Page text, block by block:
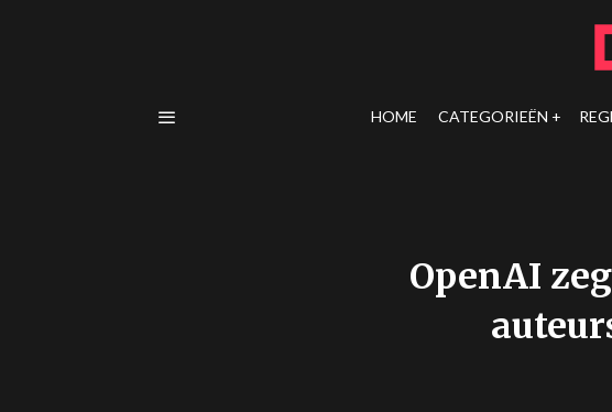
HOME CATEGORIEËN
OpenAI